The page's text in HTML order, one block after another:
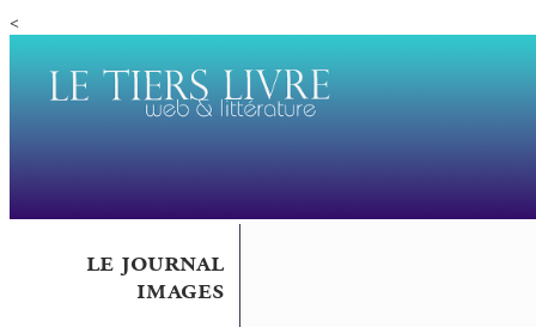
<
le journal
images